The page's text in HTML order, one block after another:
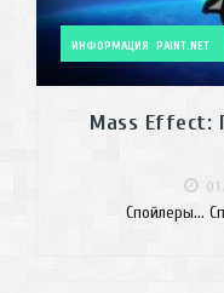
ИНФОРМАЦИЯ PAINT.NET
Mass Effect:
Спойлеры...